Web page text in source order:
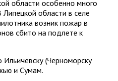
области особенно много
области в селе
возник пожар в
сбито на подлете к
(Черноморску
и Сумам.